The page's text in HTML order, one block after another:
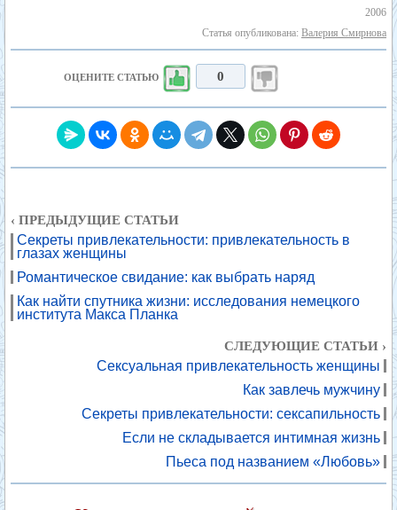
2006
Статья опубликована: Валерия Смирнова
ОЦЕНИТЕ СТАТЬЮ 0
‹ ПРЕДЫДУЩИЕ СТАТЬИ
Секреты привлекательности: привлекательность в
глазах женщины
Романтическое свидание: как выбрать наряд
Как найти спутника жизни: исследования немецкого
института Макса Планка
СЛЕДУЮЩИЕ СТАТЬИ ›
Сексуальная привлекательность женщины
Как завлечь мужчину
Секреты привлекательности: сексапильность
Если не складывается интимная жизнь
Пьеса под названием «Любовь»